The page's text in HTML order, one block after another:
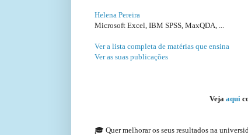
Helena Pereira
Microsoft Excel, IBM SPSS, MaxQDA, ...
Ver a lista completa de matérias que ensina
Ver as suas publicações
Veja aqui
🎓 Quer melhorar os seus resultados na